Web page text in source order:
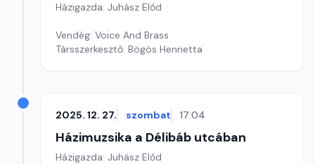
Házigazda: Juhász Előd
Vendég: Voice And Brass
Társszerkesztő: Bögös Henrietta
2025. 12. 27. szombat 17:04
Házimuzsika a Délibáb utcában
Házigazda: Juhász Előd